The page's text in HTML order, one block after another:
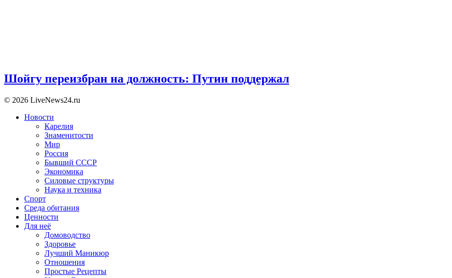
Шойгу переизбран на должность: Путин поддержал
© 2026 LiveNews24.ru
Новости
Карелия
Знаменитости
Мир
Россия
Бывший СССР
Экономика
Силовые структуры
Наука и техника
Спорт
Среда обитания
Ценности
Для неё
Домоводство
Здоровье
Лучший Маникюр
Отношения
Простые Рецепты